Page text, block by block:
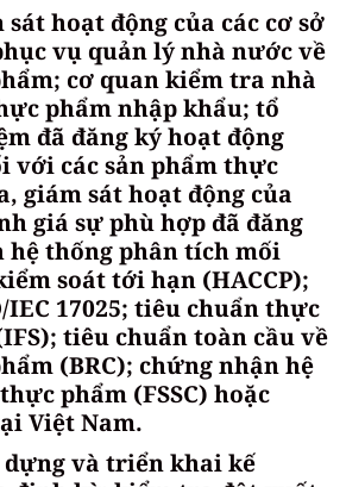
hoạt động của các cơ sở
vụ quản lý nhà nước về
cơ quan kiểm tra nhà
phẩm nhập khẩu; tổ
đã đăng ký hoạt động
với các sản phẩm thực
giám sát hoạt động của
giá sự phù hợp đã đăng
hệ thống phân tích mối
soát tới hạn (HACCP);
17025; tiêu chuẩn thực
tiêu chuẩn toàn cầu về
(BRC); chứng nhận hệ
phẩm (FSSC) hoặc
Việt Nam.
dựng và triển khai kế